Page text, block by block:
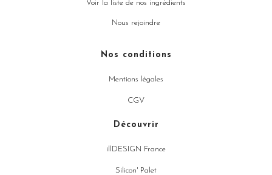
Voir la liste de nos ingrédients
Nous rejoindre
Nos conditions
Mentions légales
CGV
Découvrir
illDESIGN France
Silicon' Palet